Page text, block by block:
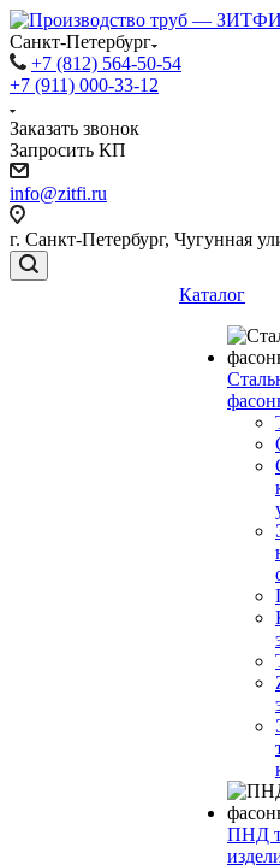
Санкт-Петербург
+7 (812) 564-50-54
+7 (911) 000-33-12
Заказать звонок
Запросить КП
info@zitfi.ru
г. Санкт-Петербург, Чугунная
Каталог
ПНД